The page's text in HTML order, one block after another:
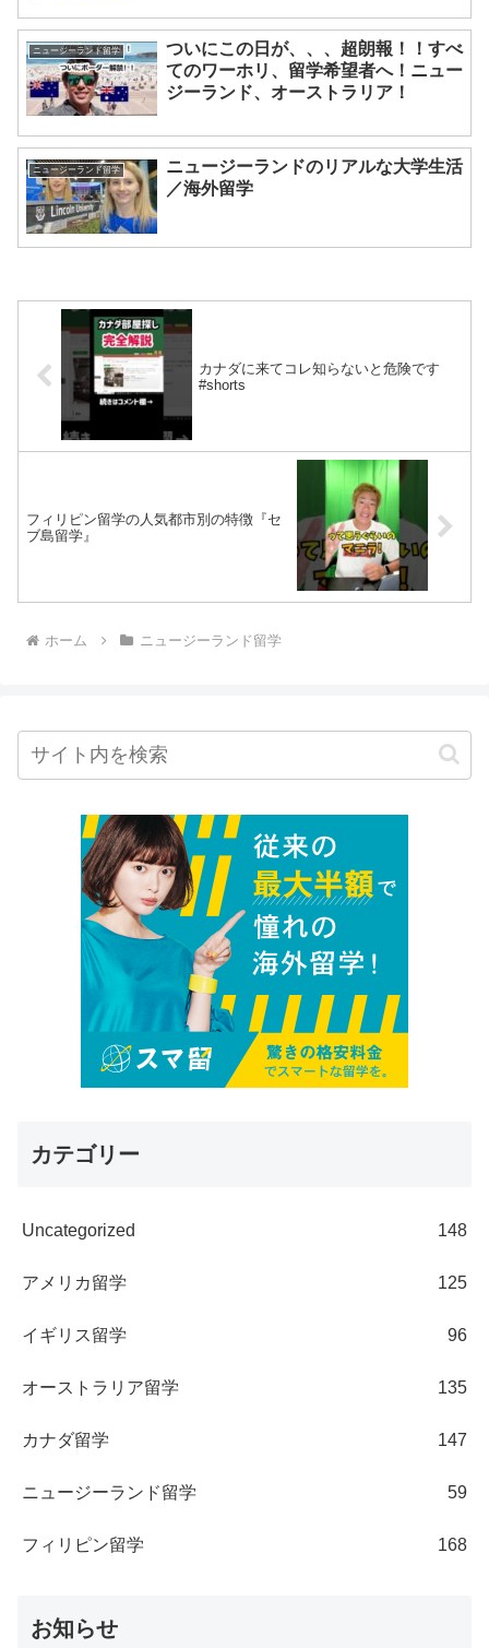
ニュージーランド留学
ついにこの日が、、、超朗報！！すべ
てのワーホリ、留学希望者へ！ニュー
ジーランド、オーストラリア！
ニュージーランド留学
ニュージーランドのリアルな大学生活
／海外留学
カナダに来てコレ知らないと危険です
#shorts
フィリピン留学の人気都市別の特徴『セ
ブ島留学』
ホーム ニュージーランド留学
カテゴリー
Uncategorized 148
アメリカ留学 125
イギリス留学 96
オーストラリア留学 135
カナダ留学 147
ニュージーランド留学 59
フィリピン留学 168
お知らせ